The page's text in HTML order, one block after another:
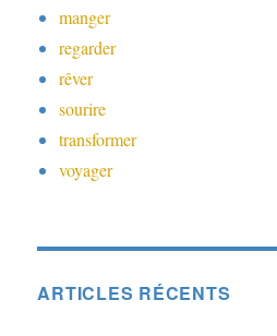
manger
regarder
rêver
sourire
transformer
voyager
ARTICLES RÉCENTS